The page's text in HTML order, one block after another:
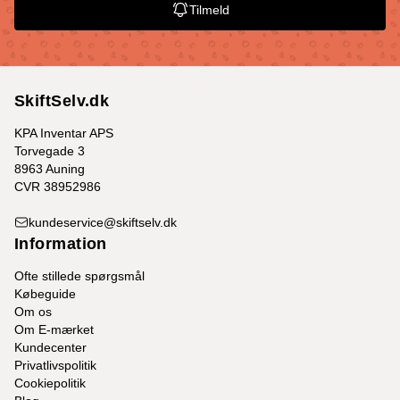
Tilmeld
SkiftSelv.dk
KPA Inventar APS
Torvegade 3
8963 Auning
CVR 38952986
kundeservice@skiftselv.dk
Information
Ofte stillede spørgsmål
Købeguide
Om os
Om E-mærket
Kundecenter
Privatlivspolitik
Cookiepolitik